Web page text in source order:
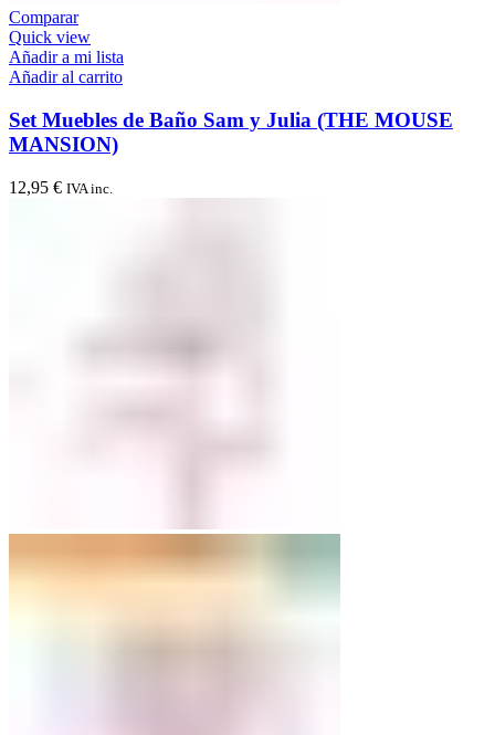
Comparar
Quick view
Añadir a mi lista
Añadir al carrito
Set Muebles de Baño Sam y Julia (THE MOUSE
MANSION)
12,95 € IVA inc.